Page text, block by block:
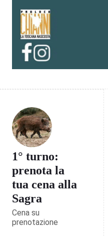
1° turno:
prenota la
tua cena alla
Sagra
Cena su
prenotazione